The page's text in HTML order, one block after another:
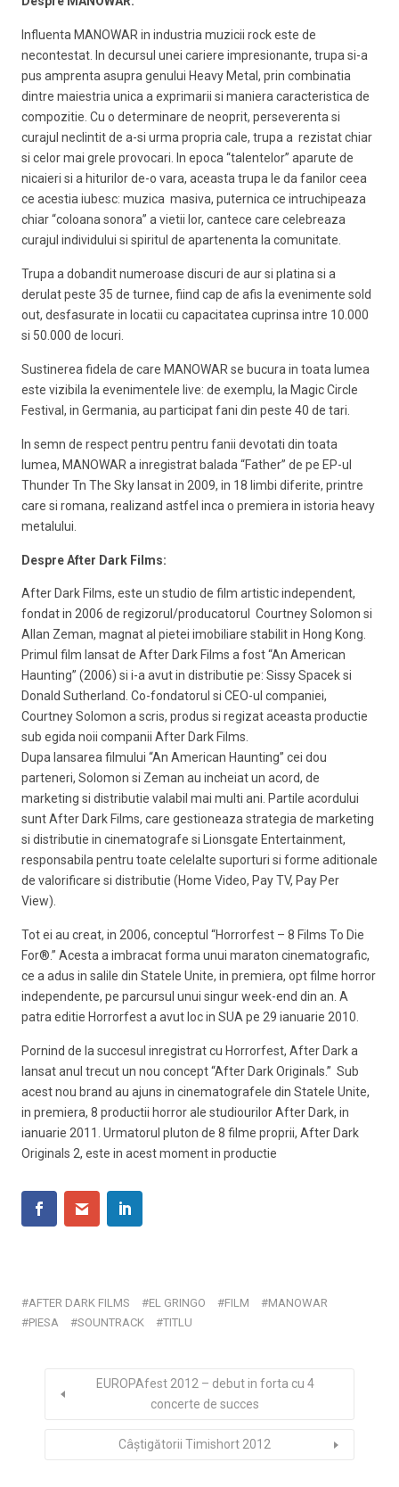
Influenta MANOWAR in industria muzicii rock este de
necontestat. In decursul unei cariere impresionante, trupa si-a
pus amprenta asupra genului Heavy Metal, prin combinatia
dintre maiestria unica a exprimarii si maniera caracteristica de
compozitie. Cu o determinare de neoprit, perseverenta si
curajul neclintit de a-si urma propria cale, trupa a rezistat chiar
si celor mai grele provocari. In epoca “talentelor” aparute de
nicaieri si a hiturilor de-o vara, aceasta trupa le da fanilor ceea
ce acestia iubesc: muzica masiva, puternica ce intruchipeaza
chiar “coloana sonora” a vietii lor, cantece care celebreaza
curajul individului si spiritul de apartenenta la comunitate.
Trupa a dobandit numeroase discuri de aur si platina si a
derulat peste 35 de turnee, fiind cap de afis la evenimente sold
out, desfasurate in locatii cu capacitatea cuprinsa intre 10.000
si 50.000 de locuri.
Sustinerea fidela de care MANOWAR se bucura in toata lumea
este vizibila la evenimentele live: de exemplu, la Magic Circle
Festival, in Germania, au participat fani din peste 40 de tari.
In semn de respect pentru pentru fanii devotati din toata
lumea, MANOWAR a inregistrat balada “Father” de pe EP-ul
Thunder Tn The Sky lansat in 2009, in 18 limbi diferite, printre
care si romana, realizand astfel inca o premiera in istoria heavy
metalului.
Despre After Dark Films:
After Dark Films, este un studio de film artistic independent,
fondat in 2006 de regizorul/producatorul Courtney Solomon si
Allan Zeman, magnat al pietei imobiliare stabilit in Hong Kong.
Primul film lansat de After Dark Films a fost “An American
Haunting” (2006) si i-a avut in distributie pe: Sissy Spacek si
Donald Sutherland. Co-fondatorul si CEO-ul companiei,
Courtney Solomon a scris, produs si regizat aceasta productie
sub egida noii companii After Dark Films.
Dupa lansarea filmului “An American Haunting” cei dou
parteneri, Solomon si Zeman au incheiat un acord, de
marketing si distributie valabil mai multi ani. Partile acordului
sunt After Dark Films, care gestioneaza strategia de marketing
si distributie in cinematografe si Lionsgate Entertainment,
responsabila pentru toate celelalte suporturi si forme aditionale
de valorificare si distributie (Home Video, Pay TV, Pay Per
View).
Tot ei au creat, in 2006, conceptul “Horrorfest – 8 Films To Die
For®.” Acesta a imbracat forma unui maraton cinematografic,
ce a adus in salile din Statele Unite, in premiera, opt filme horror
independente, pe parcursul unui singur week-end din an. A
patra editie Horrorfest a avut loc in SUA pe 29 ianuarie 2010.
Pornind de la succesul inregistrat cu Horrorfest, After Dark a
lansat anul trecut un nou concept “After Dark Originals.” Sub
acest nou brand au ajuns in cinematografele din Statele Unite,
in premiera, 8 productii horror ale studiourilor After Dark, in
ianuarie 2011. Urmatorul pluton de 8 filme proprii, After Dark
Originals 2, este in acest moment in productie
AFTER DARK FILMS EL GRINGO FILM
MANOWAR
PIESA
SOUNTRACK TITLU
EUROPAfest 2012 – debut in forta cu 4
concerte de succes
Câştigătorii Timishort 2012